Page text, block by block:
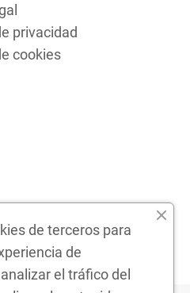
privacidad
cookies
de terceros para
de
el tráfico del